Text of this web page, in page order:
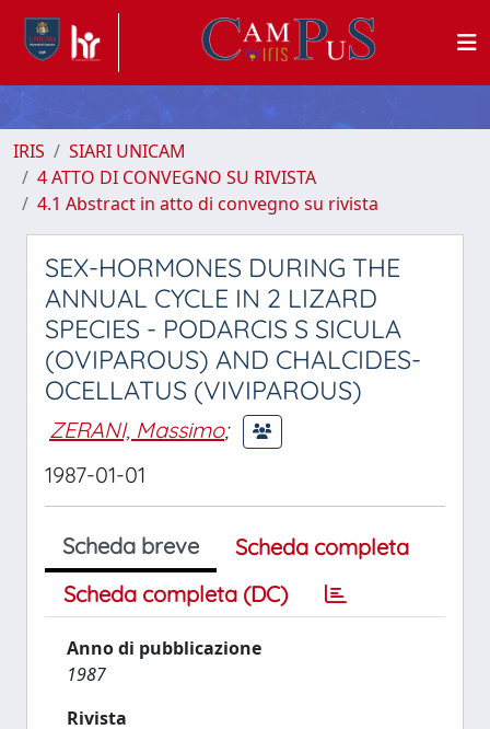
IRIS
SIARI UNICAM
4 ATTO DI CONVEGNO SU RIVISTA
4.1 Abstract in atto di convegno su rivista
SEX-HORMONES DURING THE
ANNUAL CYCLE IN 2 LIZARD
SPECIES - PODARCIS S SICULA
(OVIPAROUS) AND CHALCIDES-
OCELLATUS (VIVIPAROUS)
ZERANI, Massimo;
1987-01-01
Scheda breve
Scheda completa
Scheda completa (DC)
Anno di pubblicazione
1987
Rivista